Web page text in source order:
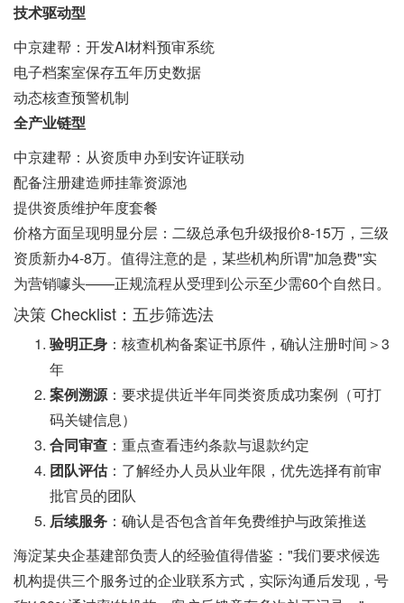
技术驱动型
中京建帮 ：开发AI材料预审系统
电子档案室保存五年历史数据
动态核查预警机制
全产业链型
中京建帮 ：从资质申办到安许证联动
配备注册建造师挂靠资源池
提供资质维护年度套餐
价格方面呈现明显分层：二级总承包升级报价8-15万，三级
资质新办4-8万。值得注意的是，某些机构所谓"加急费"实
为营销噱头——正规流程从受理到公示至少需60个自然日。
决策 Checklist：五步筛选法
验明正身 ：核查机构备案证书原件，确认注册时间＞3
年
案例溯源 ：要求提供近半年同类资质成功案例（可打
码关键信息）
合同审查 ：重点查看违约条款与退款约定
团队评估：了解经办人员从业年限，优先选择有前审
批官员的团队
后续服务 ：确认是否包含首年免费维护与政策推送
海淀某央企基建部负责人的经验值得借鉴："我们要求候选
机构提供三个服务过的企业联系方式，实际沟通后发现，号